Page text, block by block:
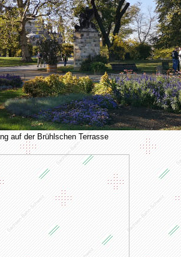
auf der Brühlschen Terrasse